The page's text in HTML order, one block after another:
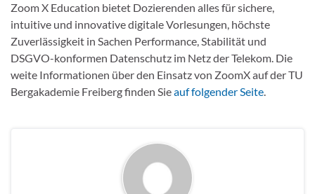
Zoom X Education bietet Dozierenden alles für sichere,
intuitive und innovative digitale Vorlesungen, höchste
Zuverlässigkeit in Sachen Performance, Stabilität und
DSGVO-konformen Datenschutz im Netz der Telekom. Die
weite Informationen über den Einsatz von ZoomX auf der TU
Bergakademie Freiberg finden Sieauf folgender Seite.